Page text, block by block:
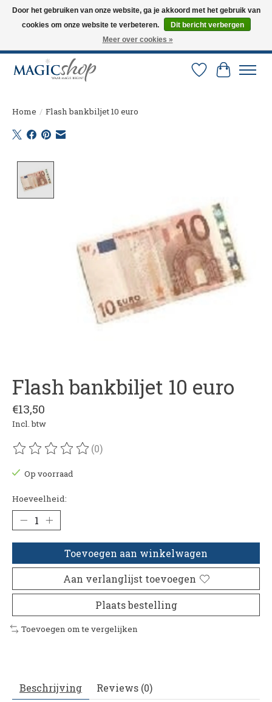
Altijd de nieuwste trucs op voorraad. Snelle verzending via PostNL en DHL.
Langskomen in onze winkel? Bel of mail om een afspraak te maken. 0251-
Verlanglijst
Home / Flash bankbiljet 10 euro
Flash bankbiljet 10 euro
€13,50
Incl. btw
De beoordeling van dit product is
(0)
Op voorraad
Hoeveelheid:
Toevoegen aan winkelwagen
Aan verlanglijst toevoegen
Plaats bestelling
Toevoegen om te vergelijken
Beschrijving Reviews (0)
Door het gebruiken van onze website, ga je akkoord met het gebruik van
cookies om onze website te verbeteren.
Dit bericht verbergen
Meer over cookies »